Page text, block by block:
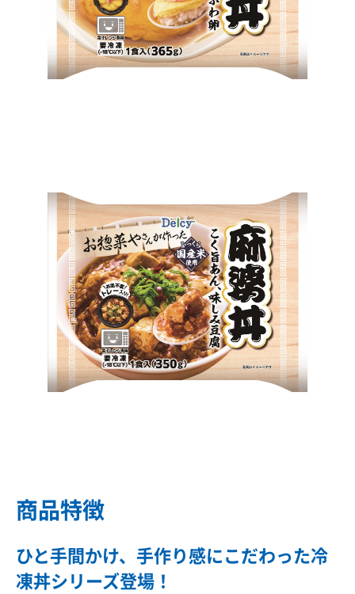
商品特徴
ひと手間かけ、手作り感にこだわった冷
凍丼シリーズ登場！